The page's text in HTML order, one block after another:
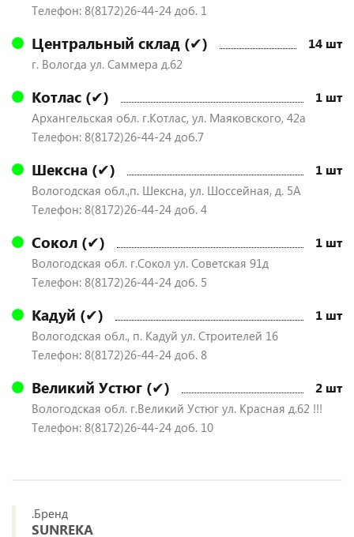
Телефон: 8(8172)26-44-24 доб. 1
Центральный склад (✔) 14 шт
г. Вологда ул. Саммера д.62
Котлас (✔) 1 шт
Архангельская обл. г.Котлас, ул. Маяковского, 42а
Телефон: 8(8172)26-44-24 доб.7
Шексна (✔) 1 шт
Вологодская обл.,п. Шексна, ул. Шоссейная, д. 5А
Телефон: 8(8172)26-44-24 доб. 4
Сокол (✔) 1 шт
Вологодская обл. г.Сокол ул. Советская 91д
Телефон: 8(8172)26-44-24 доб. 5
Кадуй (✔) 1 шт
Вологодская обл., п. Кадуй ул. Строителей 16
Телефон: 8(8172)26-44-24 доб. 8
Великий Устюг (✔) 2 шт
Вологодская обл. г.Великий Устюг ул. Красная д.62 !!!
Телефон: 8(8172)26-44-24 доб. 10
.Бренд
SUNREKA